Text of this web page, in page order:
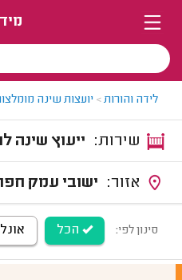
לידה והורות> יועצות שינה
ייעוץ שינה
ים)
ישובי עמק
סינון לפי: הכל